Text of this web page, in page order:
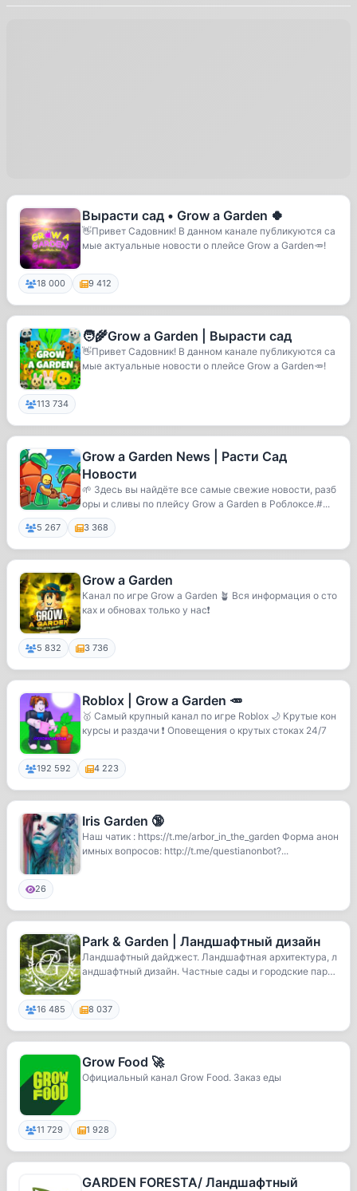
Вырасти сад • Grow a Garden 🍀
👋Привет Садовник! В данном канале публикуются са
мые актуальные новости о плейсе Grow a Garden🥕!
18 000 9 412
🧑‍🌾Grow a Garden | Вырасти сад
👋Привет Садовник! В данном канале публикуются са
мые актуальные новости о плейсе Grow a Garden🥕!
113 734
Grow a Garden News | Расти Сад
Новости
🌱 Здесь вы найдёте все самые свежие новости, разб
оры и сливы по плейсу Grow a Garden в Роблоксе.#...
5 267 3 368
Grow a Garden
Канал по игре Grow a Garden 🪴 Вся информация о сто
ках и обновах только у нас❗️
5 832 3 736
Roblox | Grow a Garden 🥕
🥇 Самый крупный канал по игре Roblox 🌙 Крутые кон
курсы и раздачи ❗️ Оповещения о крутых стоках 24/7
192 592 4 223
Iris Garden 🔞
Наш чатик : https://t.me/arbor_in_the_garden Форма анон
имных вопросов: http://t.me/questianonbot?...
26
Park & Garden | Ландшафтный дизайн
Ландшафтный дайджест. Ландшафтная архитектура, л
андшафтный дизайн. Частные сады и городские парк
16 485 8 037
Grow Food 🚀
Официальный канал Grow Food. Заказ еды
11 729 1 928
GARDEN FORESTA/ Ландшафтный